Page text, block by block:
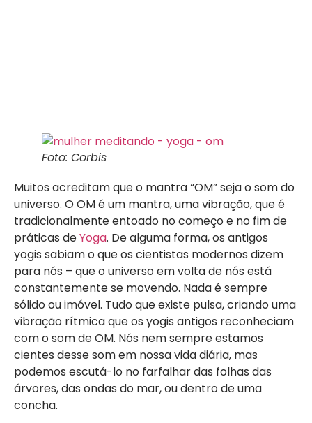
Foto: Corbis
Muitos acreditam que o mantra “OM” seja o som do
universo. O OM é um mantra, uma vibração, que é
tradicionalmente entoado no começo e no fim de
práticas deYoga. De alguma forma, os antigos
yogis sabiam o que os cientistas modernos dizem
para nós – que o universo em volta de nós está
constantemente se movendo. Nada é sempre
sólido ou imóvel. Tudo que existe pulsa, criando uma
vibração rítmica que os yogis antigos reconheciam
com o som de OM. Nós nem sempre estamos
cientes desse som em nossa vida diária, mas
podemos escutá-lo no farfalhar das folhas das
árvores, das ondas do mar, ou dentro de uma
concha.